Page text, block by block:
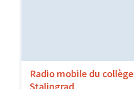
Radio mobile du collège
Stalingrad